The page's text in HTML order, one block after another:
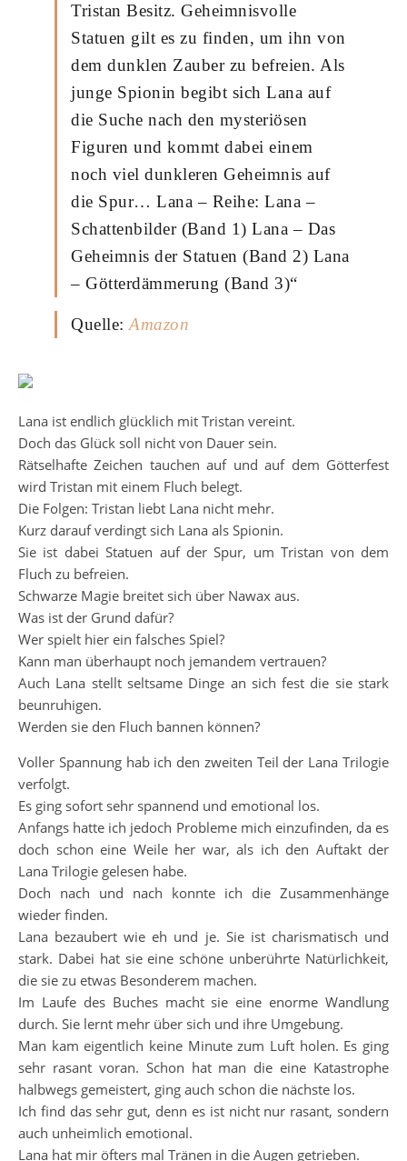
Tristan Besitz. Geheimnisvolle
Statuen gilt es zu finden, um ihn von
dem dunklen Zauber zu befreien. Als
junge Spionin begibt sich Lana auf
die Suche nach den mysteriösen
Figuren und kommt dabei einem
noch viel dunkleren Geheimnis auf
die Spur… Lana – Reihe: Lana –
Schattenbilder (Band 1) Lana – Das
Geheimnis der Statuen (Band 2) Lana
– Götterdämmerung (Band 3)“
Quelle: Amazon
Lana ist endlich glücklich mit Tristan vereint.
Doch das Glück soll nicht von Dauer sein.
Rätselhafte Zeichen tauchen auf und auf dem Götterfest
wird Tristan mit einem Fluch belegt.
Die Folgen: Tristan liebt Lana nicht mehr.
Kurz darauf verdingt sich Lana als Spionin.
Sie ist dabei Statuen auf der Spur, um Tristan von dem
Fluch zu befreien.
Schwarze Magie breitet sich über Nawax aus.
Was ist der Grund dafür?
Wer spielt hier ein falsches Spiel?
Kann man überhaupt noch jemandem vertrauen?
Auch Lana stellt seltsame Dinge an sich fest die sie stark
beunruhigen.
Werden sie den Fluch bannen können?
Voller Spannung hab ich den zweiten Teil der Lana Trilogie
verfolgt.
Es ging sofort sehr spannend und emotional los.
Anfangs hatte ich jedoch Probleme mich einzufinden, da es
doch schon eine Weile her war, als ich den Auftakt der
Lana Trilogie gelesen habe.
Doch nach und nach konnte ich die Zusammenhänge
wieder finden.
Lana bezaubert wie eh und je. Sie ist charismatisch und
stark. Dabei hat sie eine schöne unberührte Natürlichkeit,
die sie zu etwas Besonderem machen.
Im Laufe des Buches macht sie eine enorme Wandlung
durch. Sie lernt mehr über sich und ihre Umgebung.
Man kam eigentlich keine Minute zum Luft holen. Es ging
sehr rasant voran. Schon hat man die eine Katastrophe
halbwegs gemeistert, ging auch schon die nächste los.
Ich find das sehr gut, denn es ist nicht nur rasant, sondern
auch unheimlich emotional.
Lana hat mir öfters mal Tränen in die Augen getrieben.